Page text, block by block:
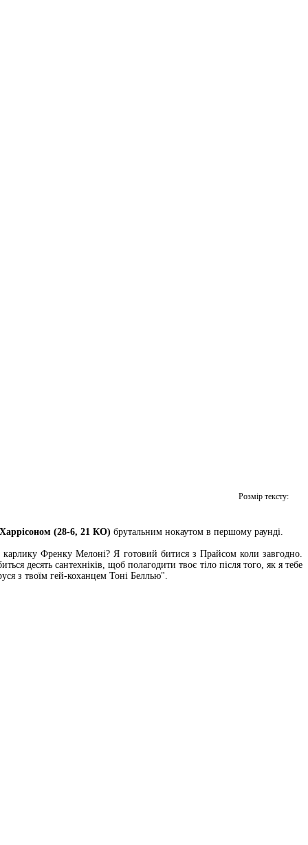
Розмір тексту:
(28-6, 21 КО) брутальним нокаутом в першому раунді.
Френку Мелоні? Я готовий битися з Прайсом коли завгодно.
десять сантехніків, щоб полагодити твоє тіло після того, як я тебе
з твоїм гей-коханцем Тоні Беллью".